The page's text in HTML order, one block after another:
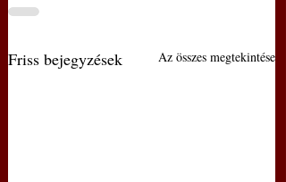
Friss bejegyzések Az összes megtekintése